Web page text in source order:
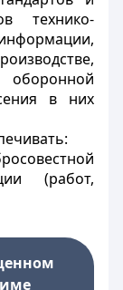
технико-
в них
(работ,